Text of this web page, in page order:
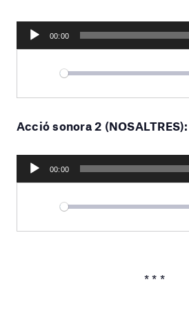
Reproductor
d'àudio
00:00
Seek
Acció sonora 2 (NOSALTRES):
Reproductor
d'àudio
00:00
Seek
* * *